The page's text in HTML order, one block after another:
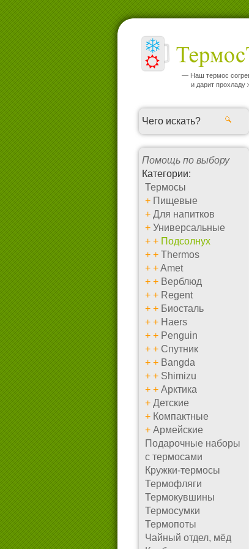
— Наш термос
и дарит прохладу
Помощь по выбору
Категории:
Термосы
+ Пищевые
+ Для напитков
+ Универсальные
+ + Подсолнух
+ + Thermos
+ +Amet
+ + Верблюд
+ + Regent
+ + Биосталь
+ + Haers
+ + Penguin
+ + Спутник
+ + Bangda
+ + Shimizu
+ + Арктика
+ Детские
+ Компактные
+ Армейские
Подарочные наборы
с термосами
Кружки-термосы
Термофляги
Термокувшины
Термосумки
Термопоты
Чайный отдел, мёд